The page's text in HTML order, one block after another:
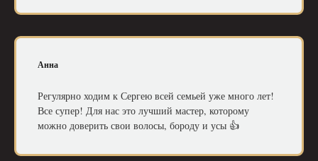
Анна
Регулярно ходим к Сергею всей семьей уже много лет!
Все супер! Для нас это лучший мастер, которому
можно доверить свои волосы, бороду и усы 👍